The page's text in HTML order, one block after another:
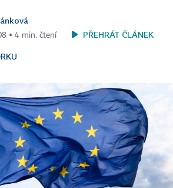
▪ 4 min. čtení PŘEHRÁT ČLÁNEK